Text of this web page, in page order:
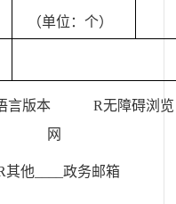
（单位：个）
语言版本R无障碍
网
其他____ 政务邮箱